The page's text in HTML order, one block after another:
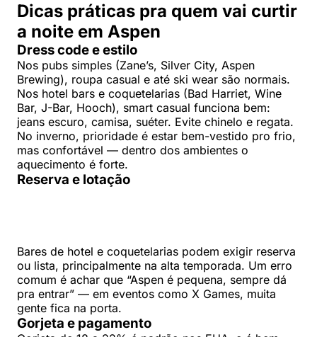
Dicas práticas pra quem vai curtir
a noite em Aspen
Dress code e estilo
Nos pubs simples (Zane’s, Silver City, Aspen
Brewing), roupa casual e até ski wear são normais.
Nos hotel bars e coquetelarias (Bad Harriet, Wine
Bar, J-Bar, Hooch), smart casual funciona bem:
jeans escuro, camisa, suéter. Evite chinelo e regata.
No inverno, prioridade é estar bem-vestido pro frio,
mas confortável — dentro dos ambientes o
aquecimento é forte.
Reserva e lotação
Bares de hotel e coquetelarias podem exigir reserva
ou lista, principalmente na alta temporada. Um erro
comum é achar que “Aspen é pequena, sempre dá
pra entrar” — em eventos como X Games, muita
gente fica na porta.
Gorjeta e pagamento